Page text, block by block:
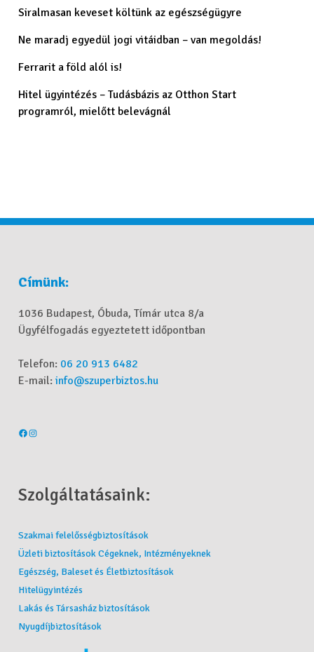
Siralmasan keveset költünk az egészségügyre
Ne maradj egyedül jogi vitáidban – van megoldás!
Ferrarit a föld alól is!
Hitel ügyintézés – Tudásbázis az Otthon Start
programról, mielőtt belevágnál
Címünk:
1036 Budapest, Óbuda, Tímár utca 8/a
Ügyfélfogadás egyeztetett időpontban
Telefon: 06 20 913 6482
E-mail:info@szuperbiztos.hu
Szolgáltatásaink:
Szakmai felelősségbiztosítások
Üzleti biztosítások Cégeknek, Intézményeknek
Egészség, Baleset és Életbiztosítások
Hitelügyintézés
Lakás és Társasház biztosítások
Nyugdíjbiztosítások